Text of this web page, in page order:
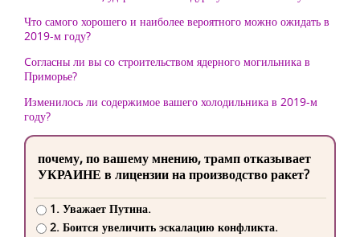
Что самого хорошего и наиболее вероятного можно ожидать в
2019-м году?
Cогласны ли вы со строительством ядерного могильника в
Приморье?
Изменилось ли содержимое вашего холодильника в 2019-м
году?
почему, по вашему мнению, трамп отказывает
УКРАИНЕ в лицензии на производство ракет?
1. Уважает Путина.
2. Боится увеличить эскалацию конфликта.